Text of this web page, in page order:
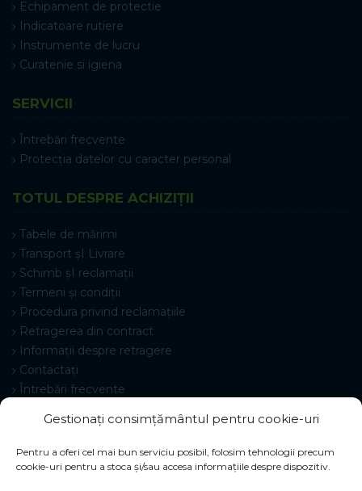
Gestionați consimțământul pentru cookie-uri
Pentru a oferi cel mai bun serviciu posibil, folosim tehnologii precum
cookie-uri pentru a stoca și/sau accesa informațiile despre dispozitiv.
Echipament de protectie
Indicatoare rutiere
Instrumente de lucru
Curatenie si igiena
SERVICII
Întrebări frecvente
Protecția datelor cu caracter personal
TOTUL DESPRE ACHIZIȚII
Tabele de mărimi
Transport șI Livrare
Schimb șI reclamații
Termeni și condiții
Procedura privind reclamațiile
Retragerea din contract
Informații despre retragere
Contactați
Întrebări frecvente